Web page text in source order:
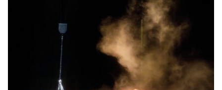
UW
BEZOEK
JONG
PUBLIEK
DE
MUNT